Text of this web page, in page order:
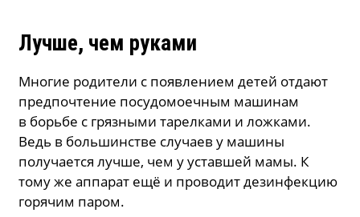
Лучше, чем руками
Многие родители с появлением детей отдают
предпочтение посудомоечным машинам
в борьбе с грязными тарелками и ложками.
Ведь в большинстве случаев у машины
получается лучше, чем у уставшей мамы. К
тому же аппарат ещё и проводит дезинфекцию
горячим паром.